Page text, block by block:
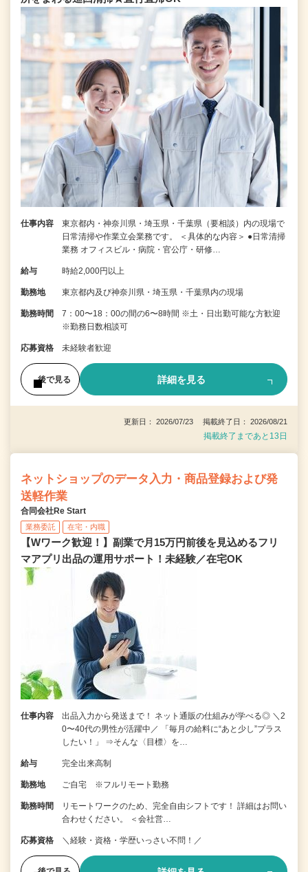
仕事内容
東京都内・神奈川県・埼玉県・千葉県（要相談）内の現場で
日常清掃や作業立会業務です。 ＜具体的な内容＞ ●日常清掃
業務 オフィスビル・病院・官公庁・研修…
給与 時給2,000円以上
勤務地 東京都内及び神奈川県・埼玉県・千葉県内の現場
勤務時間
7：00〜18：00の間の6〜8時間 ※土・日出勤可能な方歓迎
※勤務日数相談可
応募資格 未経験者歓迎
後で見る 詳細を見る
更新日： 2026/07/23 掲載終了日： 2026/08/21
掲載終了まであと13日
ネットショップのデータ入力・商品登録および発
送軽作業
合同会社Re Start
業務委託 在宅・内職
【Wワーク歓迎！】副業で月15万円前後を見込めるフリ
マアプリ出品の運用サポート！未経験／在宅OK
仕事内容
出品入力から発送まで！ ネット通販の仕組みが学べる◎ ＼2
0〜40代の男性が活躍中／ 「毎月の給料に“あと少し”プラス
したい！」 ⇒そんな〈目標〉を…
給与 完全出来高制
勤務地 ご自宅 ※フルリモート勤務
勤務時間
リモートワークのため、完全自由シフトです！ 詳細はお問い
合わせください。 ＜会社営…
応募資格 ＼経験・資格・学歴いっさい不問！／